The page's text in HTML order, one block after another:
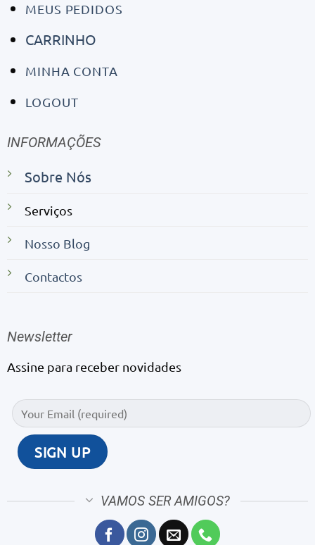
MEUS PEDIDOS
CARRINHO
MINHA CONTA
LOGOUT
INFORMAÇÕES
Sobre Nós
Serviços
Nosso Blog
Contactos
Newsletter
Assine para receber novidades
VAMOS SER AMIGOS?